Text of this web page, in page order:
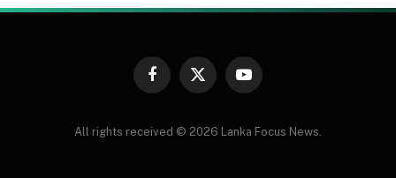
Facebook
X
YouTube
All rights received © 2026 Lanka Focus News.